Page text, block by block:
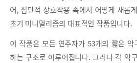
어, 집단적 상호작용 속에서 어떻게 새롭
초기 미니멀리즘의 대표적인 작품입니다.
이 작품은 모든 연주자가 53개의 짧은
하는 구조로 이루어집니다. 그러나 각 악